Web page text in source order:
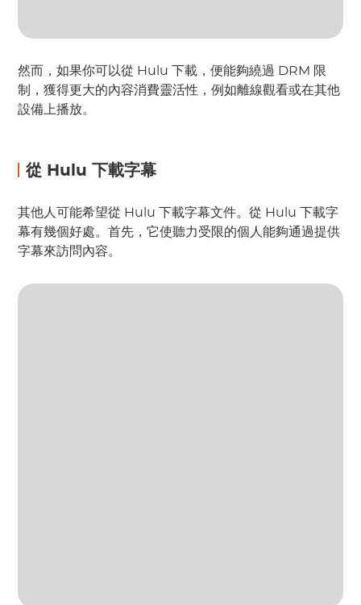
然而，如果你可以從 Hulu 下載，便能夠繞過 DRM 限
制，獲得更大的內容消費靈活性，例如離線觀看或在其他
設備上播放。
從 Hulu 下載字幕
其他人可能希望從 Hulu 下載字幕文件。從 Hulu 下載字
幕有幾個好處。首先，它使聽力受限的個人能夠通過提供
字幕來訪問內容。